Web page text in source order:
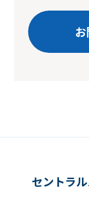
セントラ